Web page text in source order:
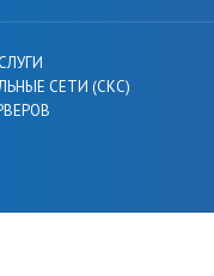
СЕТИ (СКС)